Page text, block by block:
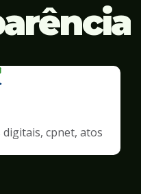
cpnet, atos